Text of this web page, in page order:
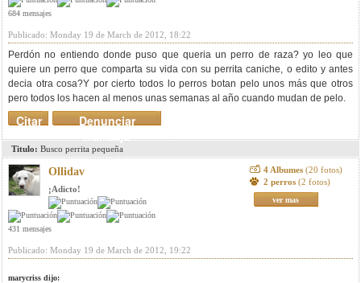
684 mensajes
Publicado: Monday 19 de March de 2012, 18:22
Perdón no entiendo donde puso que queria un perro de raza? yo leo que
quiere un perro que comparta su vida con su perrita caniche, o edito y antes
decia otra cosa?Y por cierto todos lo perros botan pelo unos más que otros
pero todos los hacen al menos unas semanas al año cuando mudan de pelo.
Denunciar
mensaje
Citar
Titulo: Busco perrita pequeña
Ollidav
¡Adicto!
431 mensajes
4 Albumes (20 fotos)
2 perros (2 fotos)
ver mas
Publicado: Monday 19 de March de 2012, 19:22
marycriss dijo: